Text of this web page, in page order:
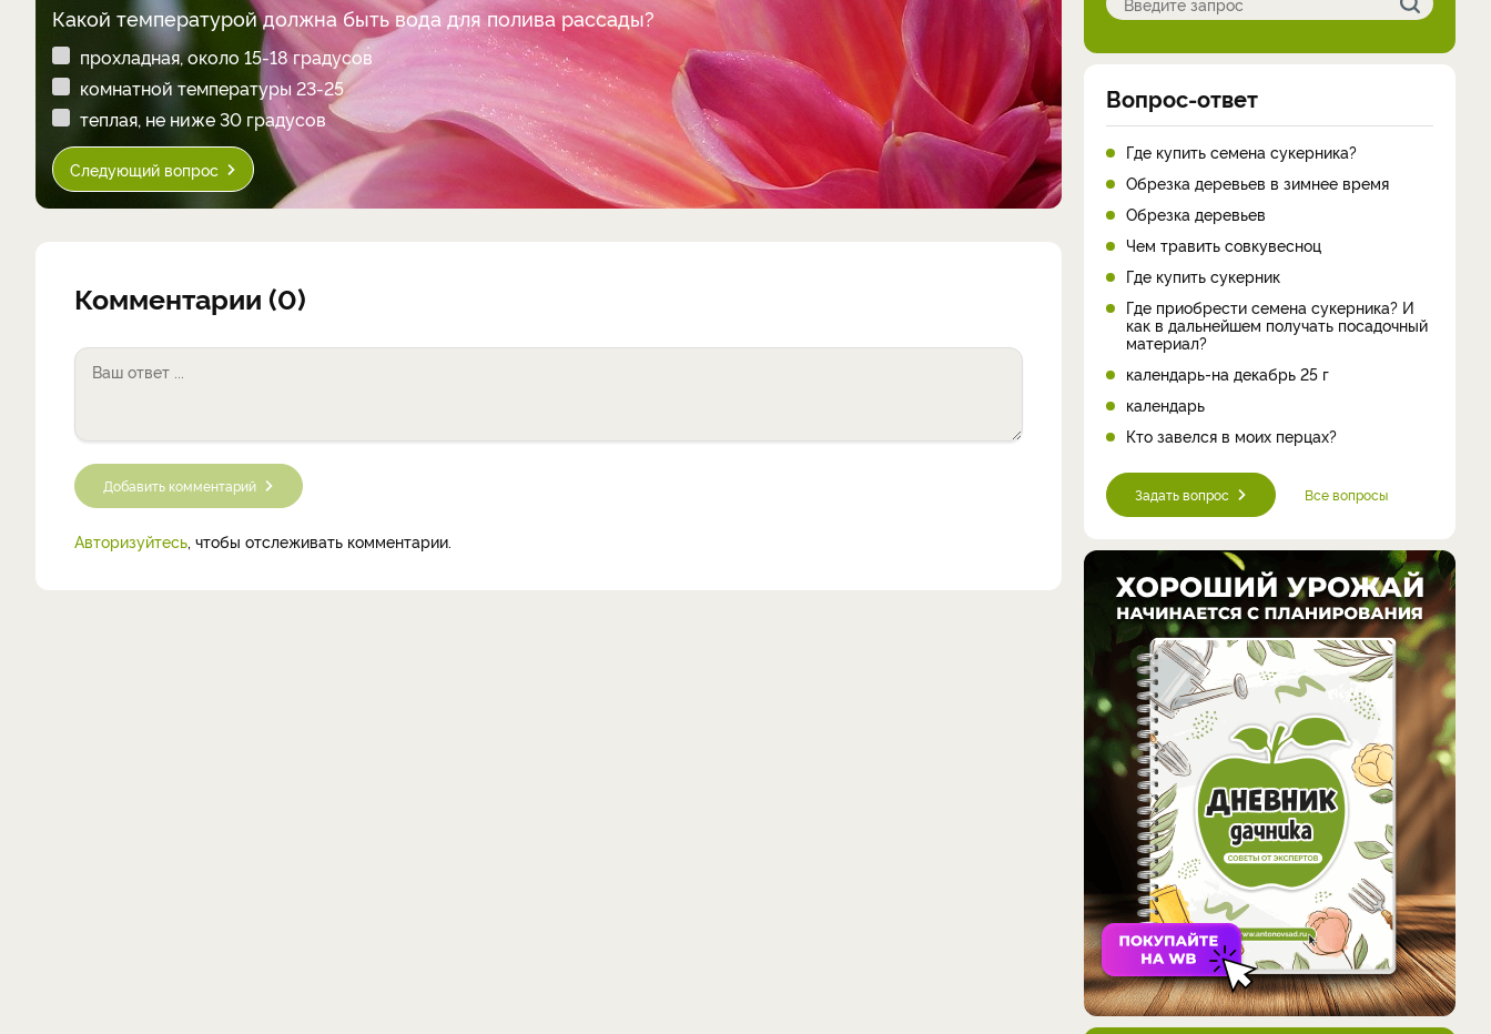
Какой температурой должна быть вода для полива рассады?
прохладная, около 15-18 градусов
комнатной температуры 23-25
теплая, не ниже 30 градусов
Следующий вопрос
Комментарии (0)
Добавить комментарий
Авторизуйтесь, чтобы отслеживать комментарии.
Вопрос-ответ
Где купить семена сукерника?
Обрезка деревьев в зимнее время
Обрезка деревьев
Чем травить совкувесноц
Где купить сукерник
Где приобрести семена сукерника? И
как в дальнейшем получать посадочный
материал?
календарь-на декабрь 25 г
календарь
Кто завелся в моих перцах?
Задать вопрос Все вопросы